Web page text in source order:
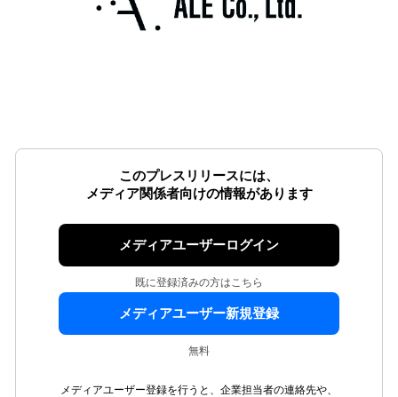
このプレスリリースには、
メディア関係者向けの情報があります
メディアユーザーログイン
既に登録済みの方はこちら
メディアユーザー新規登録
無料
メディアユーザー登録を行うと、企業担当者の連絡先や、